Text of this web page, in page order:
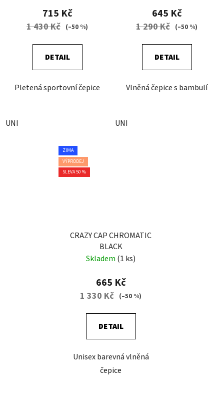
715 Kč
1 430 Kč (–50 %)
DETAIL
Pletená sportovní čepice
UNI
645 Kč
1 290 Kč (–50 %)
DETAIL
Vlněná čepice s bambulí
UNI
ZIMA
VÝPRODEJ
SLEVA 50 %
CRAZY CAP CHROMATIC
BLACK
Skladem (1 ks)
665 Kč
1 330 Kč (–50 %)
DETAIL
Unisex barevná vlněná
čepice